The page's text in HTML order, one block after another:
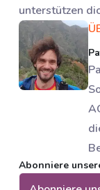
unterstützen
Abonniere